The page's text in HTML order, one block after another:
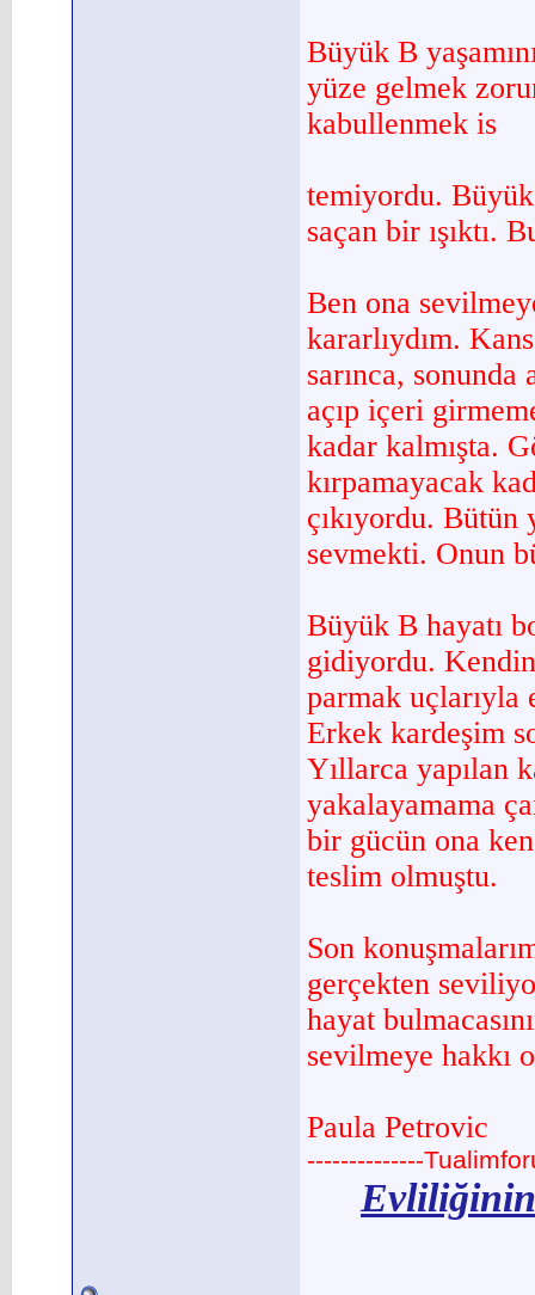
Büyük B
yüze gel­mek
kabullenmek is­
temiyordu.
saçan bir ışıktı.
Ben ona
kararlıydım.
sarınca, sonunda
açıp içeri
kadar kalmışta.
kırpamayacak
çıkıyordu. Bütün
sevmekti. Onun
Büyük B hayatı
gidiyordu.
parmak uçlarıyla
Erkek kardeşim
Yıllarca yapılan
yakalayamama
bir gücün ona
teslim olmuştu.
Son
gerçekten
hayat
sevilmeye hakkı
Paula Petrovic
--------------